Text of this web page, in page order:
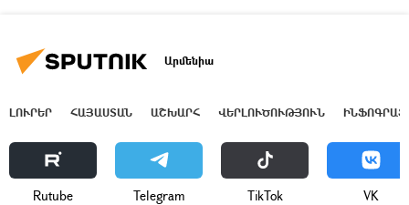
Արմենիա
ԼՈՒՐԵՐ ՀԱՅԱՍՏԱՆ ԱՇԽԱՐՀ ՎԵՐԼՈՒԾՈՒԹՅՈՒՆ
Rutube Telegram ТikТоk VK